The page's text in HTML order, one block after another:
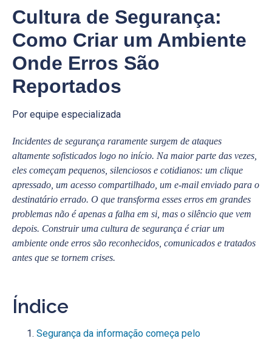
Cultura de Segurança:
Como Criar um Ambiente
Onde Erros São
Reportados
Por equipe especializada
Incidentes de segurança raramente surgem de ataques
altamente sofisticados logo no início. Na maior parte das vezes,
eles começam pequenos, silenciosos e cotidianos: um clique
apressado, um acesso compartilhado, um e-mail enviado para o
destinatário errado. O que transforma esses erros em grandes
problemas não é apenas a falha em si, mas o silêncio que vem
depois. Construir uma cultura de segurança é criar um
ambiente onde erros são reconhecidos, comunicados e tratados
antes que se tornem crises.
Índice
Segurança da informação começa pelo